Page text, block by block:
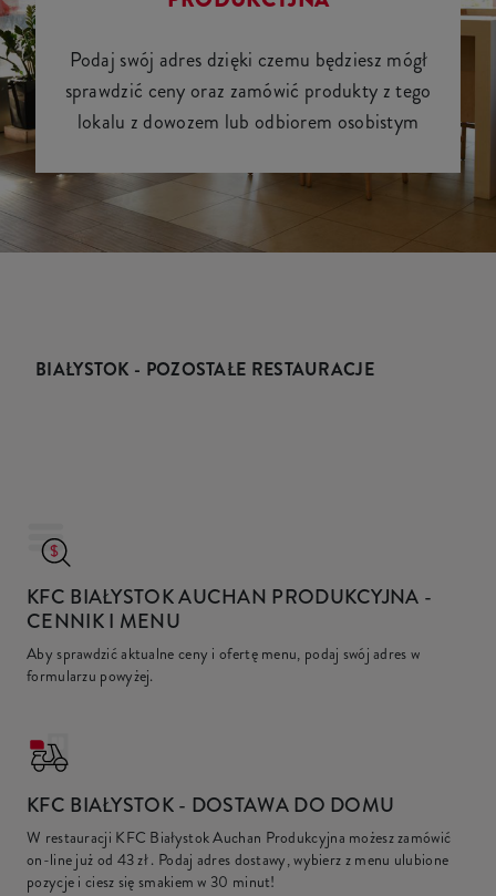
Podaj swój adres dzięki czemu będziesz mógł
sprawdzić ceny oraz zamówić produkty z tego
lokalu z dowozem lub odbiorem osobistym
BIAŁYSTOK - POZOSTAŁE RESTAURACJE
KFC BIAŁYSTOK AUCHAN PRODUKCYJNA -
CENNIK I MENU
Aby sprawdzić aktualne ceny i ofertę menu, podaj swój adres w
formularzu powyżej.
KFC BIAŁYSTOK - DOSTAWA DO DOMU
W restauracji KFC Białystok Auchan Produkcyjna możesz zamówić
on-line już od 43 zł. Podaj adres dostawy, wybierz z menu ulubione
pozycje i ciesz się smakiem w 30 minut!